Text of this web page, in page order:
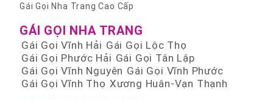
Gái Gọi Nha Trang Cao Cấp
GÁI GỌI NHA TRANG
Gái Gọi Vĩnh Hải Gái Gọi Lộc Thọ
Gái Gọi Phước Hải Gái Gọi Tân Lập
Gái Gọi Vĩnh Nguyên Gái Gọi Vĩnh Phước
Gái Gọi Vĩnh Thọ Xương Huân-Vạn Thạnh